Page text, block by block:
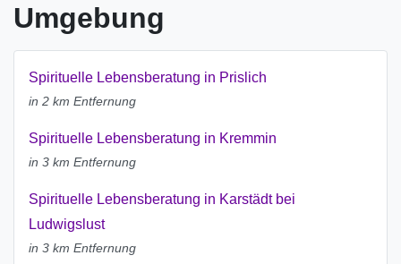
Umgebung
Spirituelle Lebensberatung in Prislich
in 2 km Entfernung
Spirituelle Lebensberatung in Kremmin
in 3 km Entfernung
Spirituelle Lebensberatung in Karstädt bei
Ludwigslust
in 3 km Entfernung